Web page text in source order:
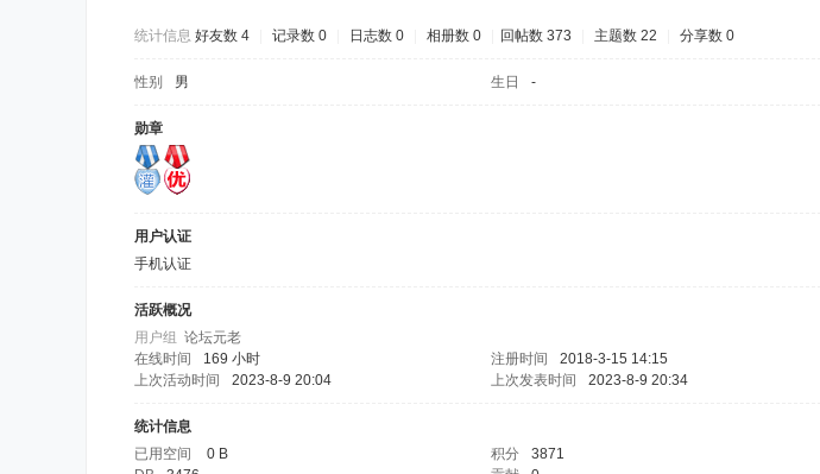
统计信息 好友数 4 记录数 0 日志数 0 相册数 0 回帖数 373 主题数 22 分享数 0
性别 男 生日 -
勋章
用户认证
手机认证
活跃概况
用户组 论坛元老
在线时间
169 小时 注册时间 2018-3-15 14:15
上次活动时间
2023-8-9 20:04 上次发表时间 2023-8-9 20:34
统计信息
已用空间
0 B 积分 3871